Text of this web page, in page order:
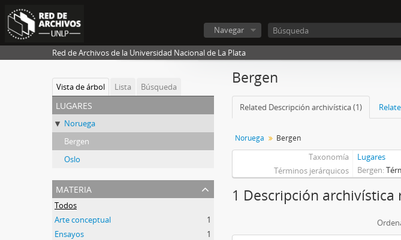
Navegar
Red de Archivos de la Universidad Nacional de La Plata
Vista de árbol Lista Búsqueda
lugares
Noruega
Bergen
Oslo
materia
Todos
Arte conceptual
1
Ensayos
1
Bergen
Related Descripción archivística (1)
Noruega Bergen
Taxonomía
Lugares
Términos jerárquicos
Bergen
1 Descripción